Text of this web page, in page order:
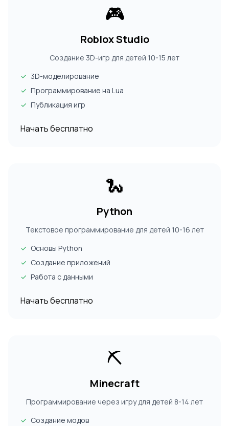
🎮
Roblox Studio
Создание 3D-игр для детей 10-15 лет
✓ 3D-моделирование
✓ Программирование на Lua
✓ Публикация игр
Начать бесплатно
🐍
Python
Текстовое программирование для детей 10-16 лет
✓ Основы Python
✓ Создание приложений
✓ Работа с данными
Начать бесплатно
⛏️
Minecraft
Программирование через игру для детей 8-14 лет
✓ Создание модов